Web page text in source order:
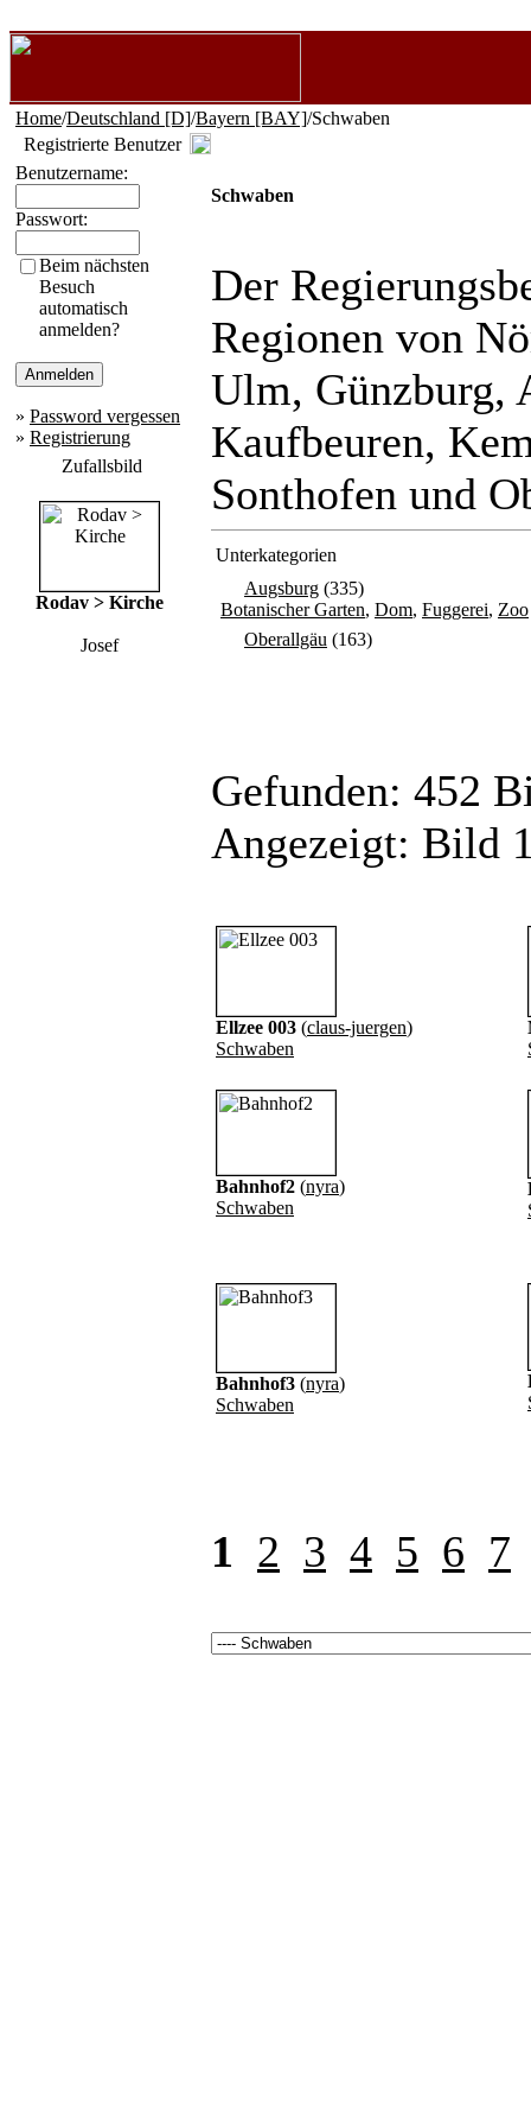
Home/Deutschland [D]/Bayern [BAY]/Schwaben
Registrierte Benutzer
Benutzername:
Passwort:
Beim nächsten
Besuch
automatisch
anmelden?
» Password vergessen
» Registrierung
Zufallsbild
Rodav > Kirche
Josef
Schwaben
Der
Regionen von
Ulm, Günzburg,
Kaufbeuren,
Sonthofen und
Unterkategorien
Augsburg (335)
Botanischer Garten, Dom, Fuggerei, Zoo
Oberallgäu (163)
Gefunden: 452
Angezeigt: Bild
Ellzee 003 (claus-juergen)
Schwaben
Bahnhof2 (nyra)
Schwaben
Bahnhof3 (nyra)
Schwaben
1 2 3 4 5 6 7